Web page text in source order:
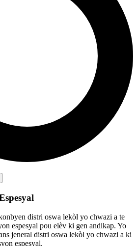
distri oswa lekòl yo chwazi a te
espesyal pou elèv ki gen andikap. Yo
jeneral distri oswa lekòl yo chwazi a ki
espesyal.